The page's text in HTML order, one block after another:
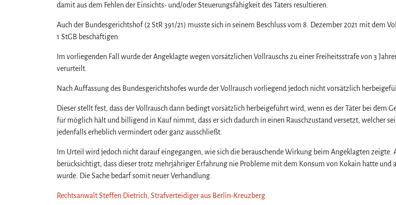
damit aus dem Fehlen der Einsichts- und/oder Steuerungsfähigkeit des Täters resultieren.
Auch der Bundesgerichtshof (2 StR 391/21) musste sich in seinem Beschluss vom 8. Dezember 2021 mit dem
1 StGB beschäftigen.
Im vorliegenden Fall wurde der Angeklagte wegen vorsätzlichen Vollrauschs zu einer Freiheitsstrafe von 3
verurteilt.
Nach Auffassung des Bundesgerichtshofes wurde der Vollrausch vorliegend jedoch nicht vorsätzlich
Dieser stellt fest, dass der Vollrausch dann bedingt vorsätzlich herbeigeführt wird, wenn es der Täter bei dem
für möglich hält und billigend in Kauf nimmt, dass er sich dadurch in einen Rauschzustand versetzt, welcher
jedenfalls erheblich vermindert oder ganz ausschließt.
Im Urteil wird jedoch nicht darauf eingegangen, wie sich die berauschende Wirkung beim Angeklagten zeigte.
berücksichtigt, dass dieser trotz mehrjähriger Erfahrung nie Probleme mit dem Konsum von Kokain hatte und
wurde. Die Sache bedarf somit neuer Verhandlung.
Rechtsanwalt Steffen Dietrich, Strafverteidiger aus Berlin-Kreuzberg